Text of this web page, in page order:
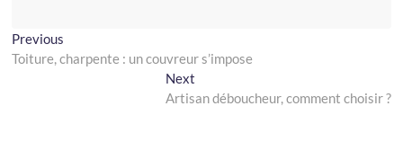
Navigation
de
Previous
post:
Toiture, charpente : un couvreur s’impose
NextNext
post:
Artisan déboucheur, comment choisir ?